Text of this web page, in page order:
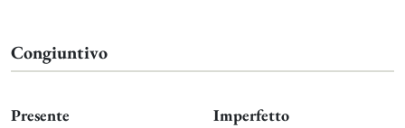
Congiuntivo
Presente Imperfetto